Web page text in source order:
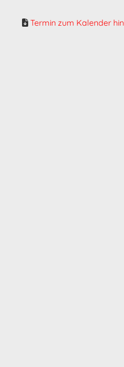
Termin zum Kalender